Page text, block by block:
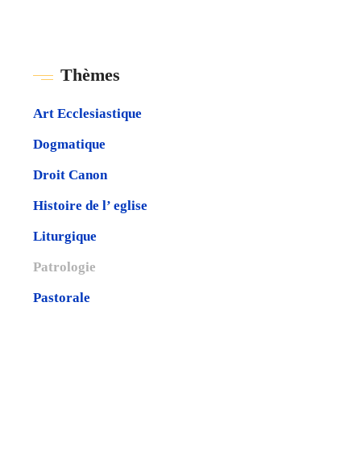
Τhèmes
Art Ecclesiastique
Dogmatique
Droit Canon
Histoire de l’ eglise
Liturgique
Patrologie
Pastorale